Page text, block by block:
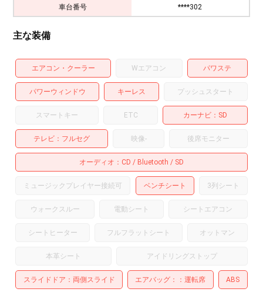
車台番号 ****302
主な装備
エアコン・クーラー Wエアコン パワステ
パワーウィンドウ キーレス プッシュスタート
スマートキー ETC カーナビ SD
テレビ フルセグ 映像- 後席モニター
オーディオ CD Bluetooth SD
ミュージックプレイヤー接続可 ベンチシート 3列シート
ウォークスルー 電動シート シートエアコン
シートヒーター フルフラットシート オットマン
本革シート アイドリングストップ
スライドドア 両側スライド エアバッグ： 運転席 ABS